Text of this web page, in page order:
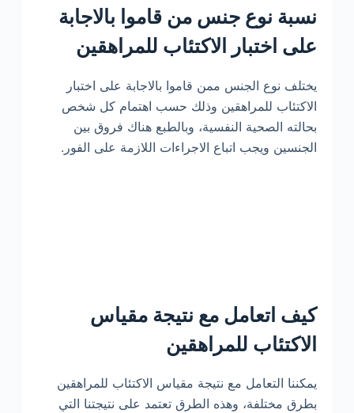
نسبة نوع جنس من قاموا بالاجابة
على اختبار الاكتئاب للمراهقين
يختلف نوع الجنس ممن قاموا بالاجابة على اختبار
الاكتئاب للمراهقين وذلك حسب اهتمام كل شخص
بحالته الصحية النفسية، وبالطبع هناك فروق بين
الجنسين ويجب اتباع الاجراءات اللازمة على الفور.
كيف اتعامل مع نتيجة مقياس
الاكتئاب للمراهقين
يمكننا التعامل مع نتيجة مقياس الاكتئاب للمراهقين
بطرق مختلفة، وهذه الطرق تعتمد على نتيجتنا التي